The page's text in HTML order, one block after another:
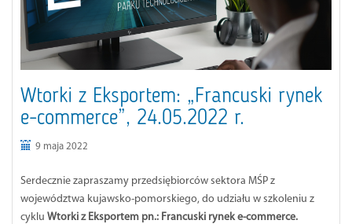
Wtorki z Eksportem: „Francuski rynek
e-commerce”, 24.05.2022 r.
9 maja 2022
Serdecznie zapraszamy przedsiębiorców sektora MŚP z
województwa kujawsko-pomorskiego, do udziału w szkoleniu z
cyklu Wtorki z Eksportem pn.: Francuski rynek e-commerce.